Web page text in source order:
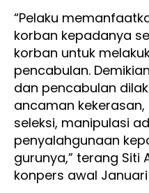
“Pelaku
korban kepadanya
korban untuk
pencabulan.
dan pencabulan
ancaman
seleksi, manipulasi
penyalahgunaan
gurunya,” terang Siti
konpers awal Januari